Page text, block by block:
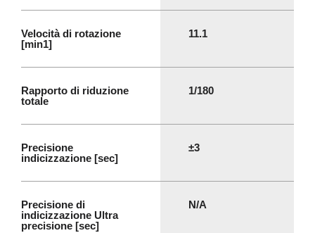
Velocità di rotazione
[min1]
11.1
Rapporto di riduzione
totale
1/180
Precisione
indicizzazione [sec]
±3
Precisione di
indicizzazione Ultra
precisione [sec]
N/A